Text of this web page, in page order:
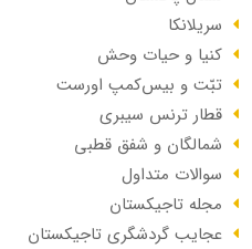
سریلانکا
کنیا و حیات وحش
تبّت و بیس‌کمپ اورست
قطار ترنس سیبری
شمالگان و شفق قطبی
سوالات متداول
مجله تاجیکستان
عجایب گردشگری تاجیکستان